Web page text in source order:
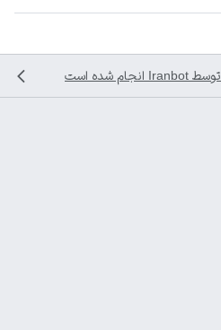
توسط Iranbot انجام شده است